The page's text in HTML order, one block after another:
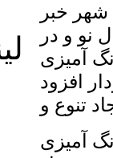
خبر
نو و در
آمیزی
افزود
آمیزی